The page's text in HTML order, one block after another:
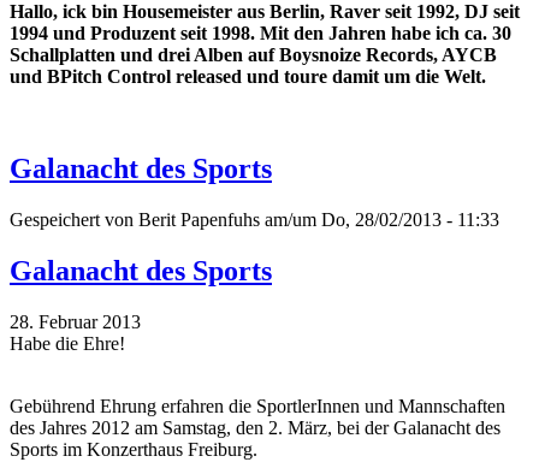
Hallo, ick bin Housemeister aus Berlin, Raver seit 1992, DJ seit
1994 und Produzent seit 1998. Mit den Jahren habe ich ca. 30
Schallplatten und drei Alben auf Boysnoize Records, AYCB
und BPitch Control released und toure damit um die Welt.
Galanacht des Sports
Gespeichert von Berit Papenfuhs am/um Do, 28/02/2013 - 11:33
Galanacht des Sports
28. Februar 2013
Habe die Ehre!
Gebührend Ehrung erfahren die SportlerInnen und Mannschaften
des Jahres 2012 am Samstag, den 2. März, bei der Galanacht des
Sports im Konzerthaus Freiburg.